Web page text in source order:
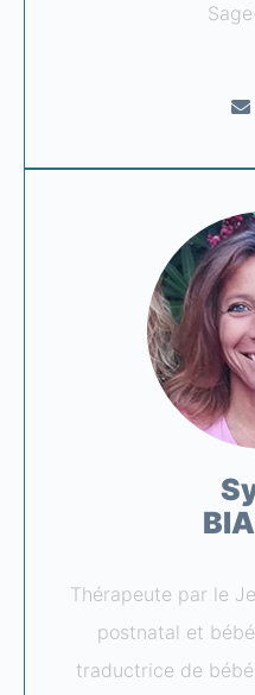
Thérapeute par le
postnatal et
traductrice de